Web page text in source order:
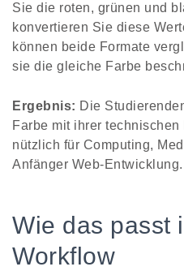
Sie die roten, grünen und
konvertieren Sie diese
können beide Formate
sie die gleiche Farbe
Ergebnis: Die
Farbe mit ihrer
nützlich für Computing,
Anfänger Web-Entwicklung.
Wie das passt
Workflow